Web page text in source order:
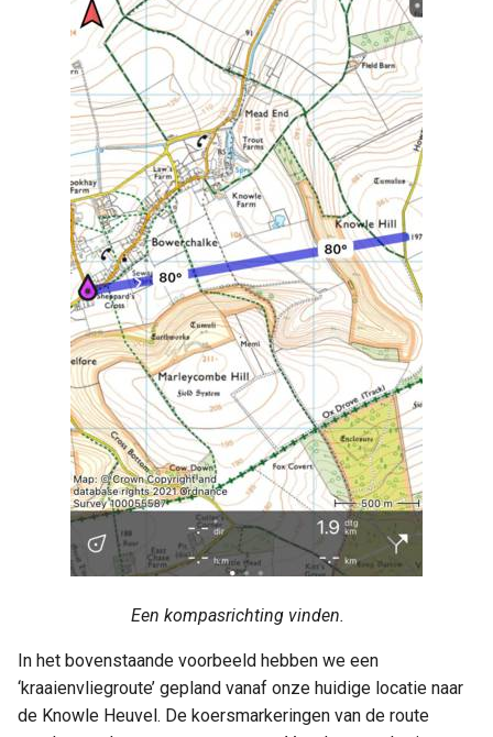
Een kompasrichting vinden.
In het bovenstaande voorbeeld hebben we een
‘kraaienvliegroute’ gepland vanaf onze huidige locatie naar
de Knowle Heuvel. De koersmarkeringen van de route